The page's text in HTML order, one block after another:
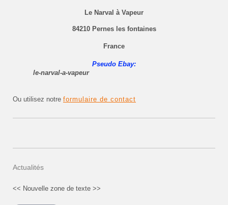
Le Narval à Vapeur
84210 Pernes les fontaines
France
Pseudo Ebay:
le-narval-a-vapeur
Ou utilisez notre formulaire de contact
Actualités
<< Nouvelle zone de texte >>